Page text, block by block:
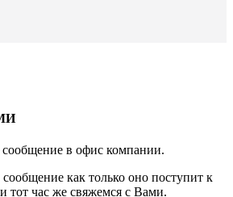
в офис компании.
как только оно поступит к
тот час же свяжемся с Вами.